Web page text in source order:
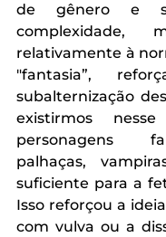
de gênero e
relativamente à
"fantasia”,
subalternização
existirmos
personagens
palhaças,
suficiente para a
Isso reforçou a
com vulva ou a